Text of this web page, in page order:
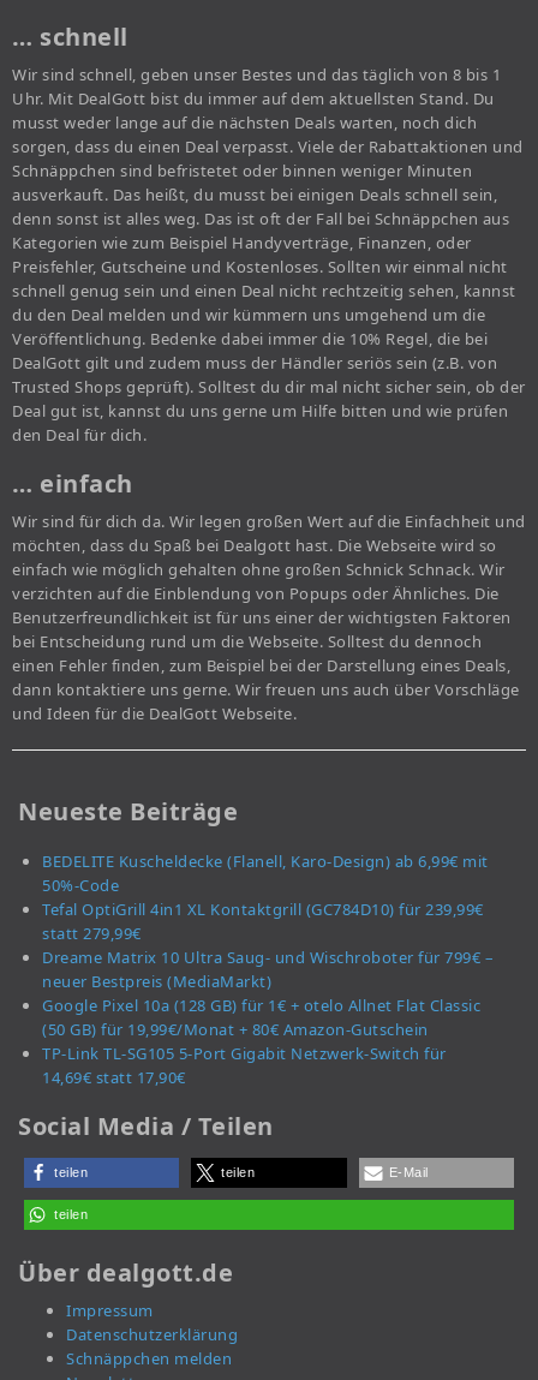
… schnell
Wir sind schnell, geben unser Bestes und das täglich von 8 bis 1
Uhr. Mit DealGott bist du immer auf dem aktuellsten Stand. Du
musst weder lange auf die nächsten Deals warten, noch dich
sorgen, dass du einen Deal verpasst. Viele der Rabattaktionen und
Schnäppchen sind befristetet oder binnen weniger Minuten
ausverkauft. Das heißt, du musst bei einigen Deals schnell sein,
denn sonst ist alles weg. Das ist oft der Fall bei Schnäppchen aus
Kategorien wie zum Beispiel Handyverträge, Finanzen, oder
Preisfehler, Gutscheine und Kostenloses. Sollten wir einmal nicht
schnell genug sein und einen Deal nicht rechtzeitig sehen, kannst
du den Deal melden und wir kümmern uns umgehend um die
Veröffentlichung. Bedenke dabei immer die 10% Regel, die bei
DealGott gilt und zudem muss der Händler seriös sein (z.B. von
Trusted Shops geprüft). Solltest du dir mal nicht sicher sein, ob der
Deal gut ist, kannst du uns gerne um Hilfe bitten und wie prüfen
den Deal für dich.
… einfach
Wir sind für dich da. Wir legen großen Wert auf die Einfachheit und
möchten, dass du Spaß bei Dealgott hast. Die Webseite wird so
einfach wie möglich gehalten ohne großen Schnick Schnack. Wir
verzichten auf die Einblendung von Popups oder Ähnliches. Die
Benutzerfreundlichkeit ist für uns einer der wichtigsten Faktoren
bei Entscheidung rund um die Webseite. Solltest du dennoch
einen Fehler finden, zum Beispiel bei der Darstellung eines Deals,
dann kontaktiere uns gerne. Wir freuen uns auch über Vorschläge
und Ideen für die DealGott Webseite.
Neueste Beiträge
BEDELITE Kuscheldecke (Flanell, Karo-Design) ab 6,99€ mit
50%-Code
Tefal OptiGrill 4in1 XL Kontaktgrill (GC784D10) für 239,99€
statt 279,99€
Dreame Matrix 10 Ultra Saug- und Wischroboter für 799€ –
neuer Bestpreis (MediaMarkt)
Google Pixel 10a (128 GB) für 1€ + otelo Allnet Flat Classic
(50 GB) für 19,99€/Monat + 80€ Amazon-Gutschein
TP-Link TL-SG105 5-Port Gigabit Netzwerk-Switch für
14,69€ statt 17,90€
Social Media / Teilen
teilen teilen E-Mail
teilen
Über dealgott.de
Impressum
Datenschutzerklärung
Schnäppchen melden